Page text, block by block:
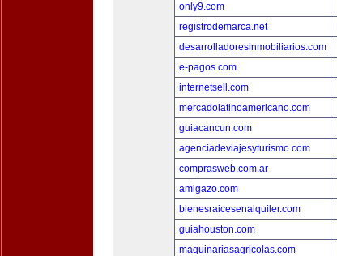
only9.com
registrodemarca.net
desarrolladoresinmobiliarios.com
e-pagos.com
internetsell.com
mercadolatinoamericano.com
guiacancun.com
agenciadeviajesyturismo.com
comprasweb.com.ar
amigazo.com
bienesraicesenalquiler.com
guiahouston.com
maquinariasagricolas.com